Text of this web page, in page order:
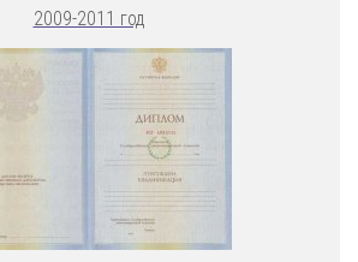
2009-2011 год